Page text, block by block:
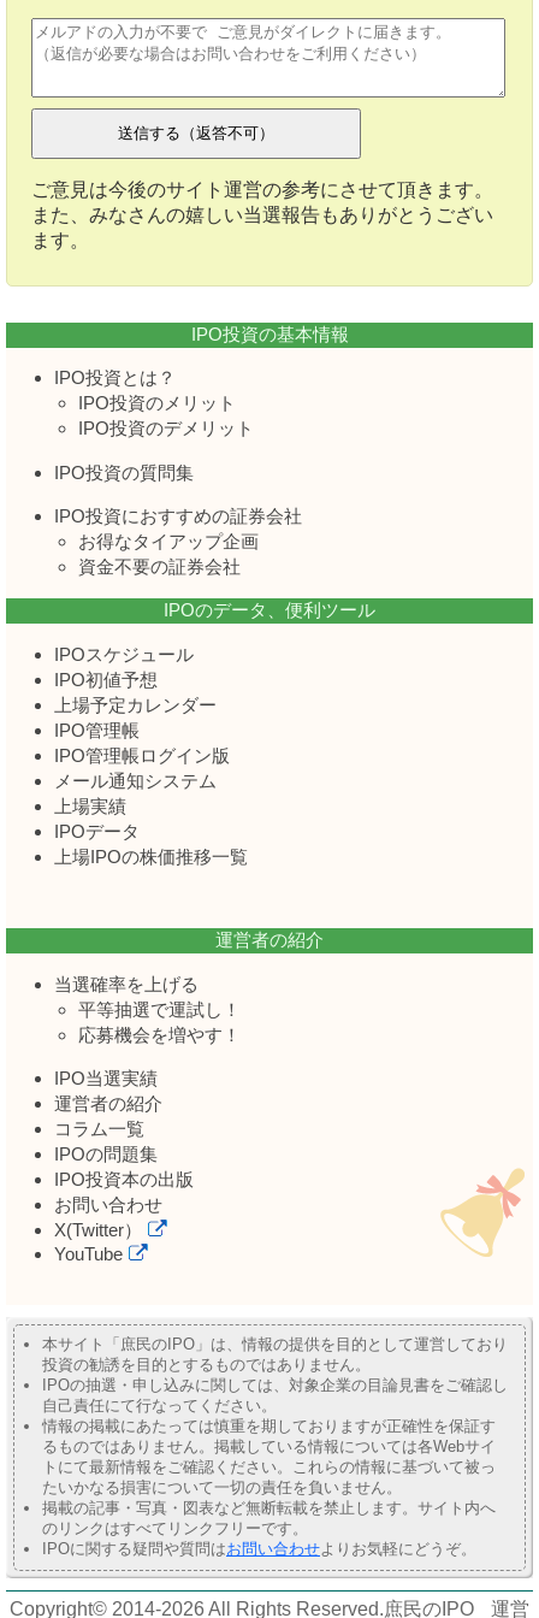
ご意見は今後のサイト運営の参考にさせて頂きます。
また、みなさんの嬉しい当選報告もありがとうござい
ます。
IPO投資の基本情報
IPO投資とは？
IPO投資のメリット
IPO投資のデメリット
IPO投資の質問集
IPO投資におすすめの証券会社
お得なタイアップ企画
資金不要の証券会社
IPOのデータ、便利ツール
IPOスケジュール
IPO初値予想
上場予定カレンダー
IPO管理帳
IPO管理帳ログイン版
メール通知システム
上場実績
IPOデータ
上場IPOの株価推移一覧
運営者の紹介
当選確率を上げる
平等抽選で運試し！
応募機会を増やす！
IPO当選実績
運営者の紹介
コラム一覧
IPOの問題集
IPO投資本の出版
お問い合わせ
X(Twitter）
YouTube
本サイト「庶民のIPO」は、情報の提供を目的として運営しており
投資の勧誘を目的とするものではありません。
IPOの抽選・申し込みに関しては、対象企業の目論見書をご確認し
自己責任にて行なってください。
情報の掲載にあたっては慎重を期しておりますが正確性を保証す
るものではありません。掲載している情報については各Webサイ
トにて最新情報をご確認ください。これらの情報に基づいて被っ
たいかなる損害について一切の責任を負いません。
掲載の記事・写真・図表など無断転載を禁止します。サイト内へ
のリンクはすべてリンクフリーです。
IPOに関する疑問や質問はお問い合わせよりお気軽にどうぞ。
Copyright© 2014-2026 All Rights Reserved.庶民のIPO 運営